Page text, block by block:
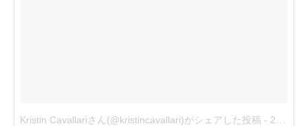
Kristin Cavallariさん(@kristincavallari)がシェアした投稿 - 2016 10月 31 12:50午後 PDT